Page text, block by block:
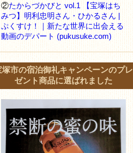
②たからづかびと vol.1 【宝塚はち
みつ】明利忠明さん・ひかるさん |
ぷくすけ！｜新たな世界に出会える
動画のデパート (pukusuke.com)
塚市の宿泊御礼キャンペーンのプレ
ゼント商品に選ばれました